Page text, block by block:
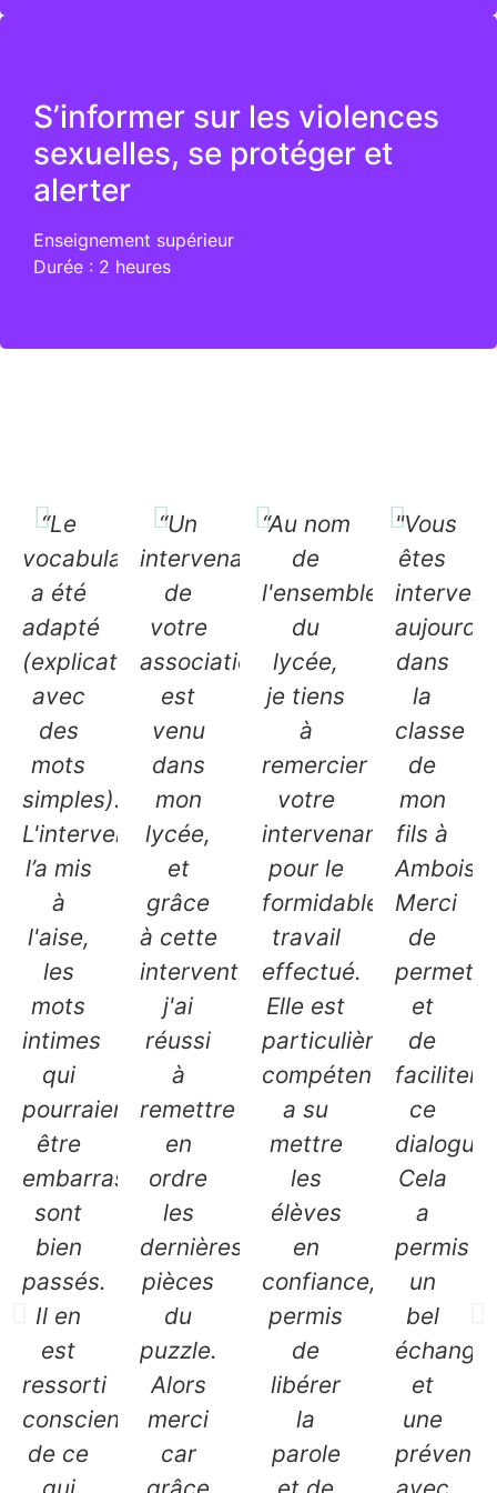
S’informer sur les violences
sexuelles, se protéger et
alerter
Enseignement supérieur
Durée : 2 heures
Le bizutage
“Le
vocabulaire
a été
adapté
(explications
avec
des
mots
simples).
L'intervenante
l’a mis
à
l'aise,
les
mots
intimes
qui
pourraient
être
embarrassants
sont
bien
passés.
Il en
est
ressorti
conscient
de ce
“Un
intervenant
de
votre
association
est
venu
dans
mon
lycée,
et
grâce
à cette
intervention,
j'ai
réussi
à
remettre
en
ordre
les
dernières
pièces
du
puzzle.
Alors
merci
car
“Au nom
de
l'ensemble
du
lycée,
je tiens
à
remercier
votre
intervenante
pour le
formidable
travail
effectué.
Elle est
particulièrement
compétente,
a su
mettre
les
élèves
en
confiance,
permis
de
libérer
la
parole
"Vous
êtes
dans
la
classe
de
mon
fils à
Amboise.
Merci
de
et
de
faciliter
ce
dialogue.
Cela
a
permis
un
bel
échange
et
une